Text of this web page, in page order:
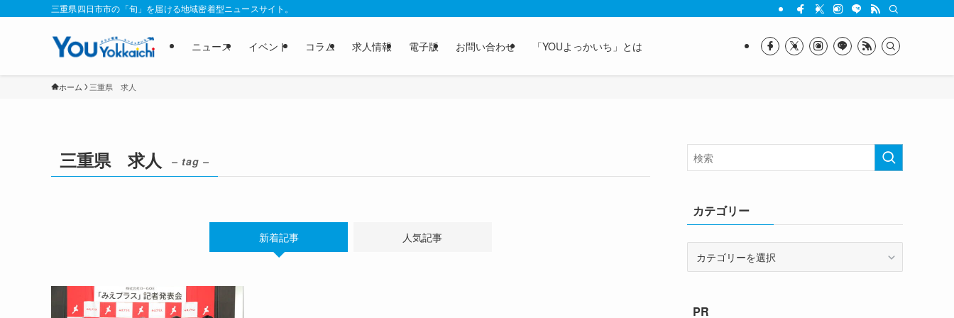
三重県四日市市の「旬」を届ける地域密着型ニュースサイト。
ニュース イベント コラム 求人情報 電子版 お問い合わせ 「YOUよっかいち」とは
ホーム 三重県 求人
三重県 求人 – tag –
新着記事 人気記事
カテゴリー
ーPR